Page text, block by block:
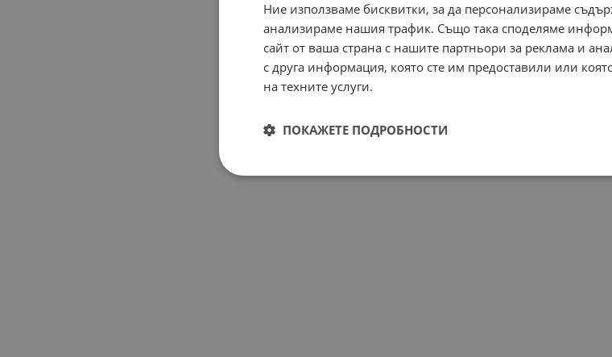
Ние използваме бисквитки, за да персонализираме
анализираме нашия трафик. Също така споделяме
сайт от ваша страна с нашите партньори за реклама и
с друга информация, която сте им предоставили или
на техните услуги.
ПОКАЖЕТЕ ПОДРОБНОСТИ